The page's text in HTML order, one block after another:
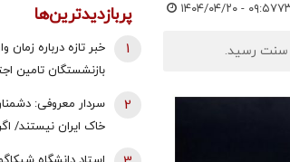
۱۴۰۴/۰۴/۲۰ - ۰۹:۵۷ پربازدیدترین‌ها
خبر تازه درباره
بازنشستگان تامین
1
سردار معروفی:
خاک ایران نیستند/
آنجا خواهند یافت/
2